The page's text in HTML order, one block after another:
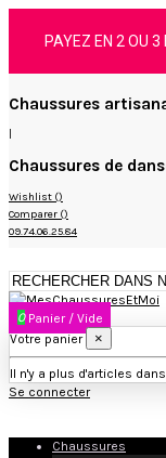
PAYEZ EN 2 OU
Chaussures
Chaussures de
Wishlist ()
Comparer ()
09.74.06.25.84
0 Panier / Vide
Votre panier
×
Il n'y a plus d'articles
Se connecter
Chaussures